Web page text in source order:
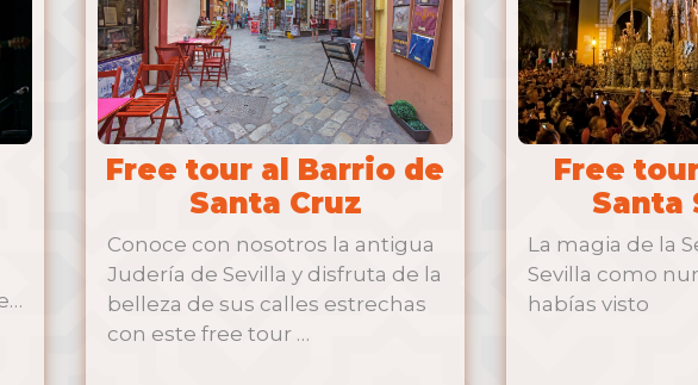
Free tour al Barrio de
Santa Cruz
Conoce con nosotros la antigua
Judería de Sevilla y disfruta de la
belleza de sus calles estrechas
con este free tour …
Free
Santa
La magia de la
Sevilla como
habías visto